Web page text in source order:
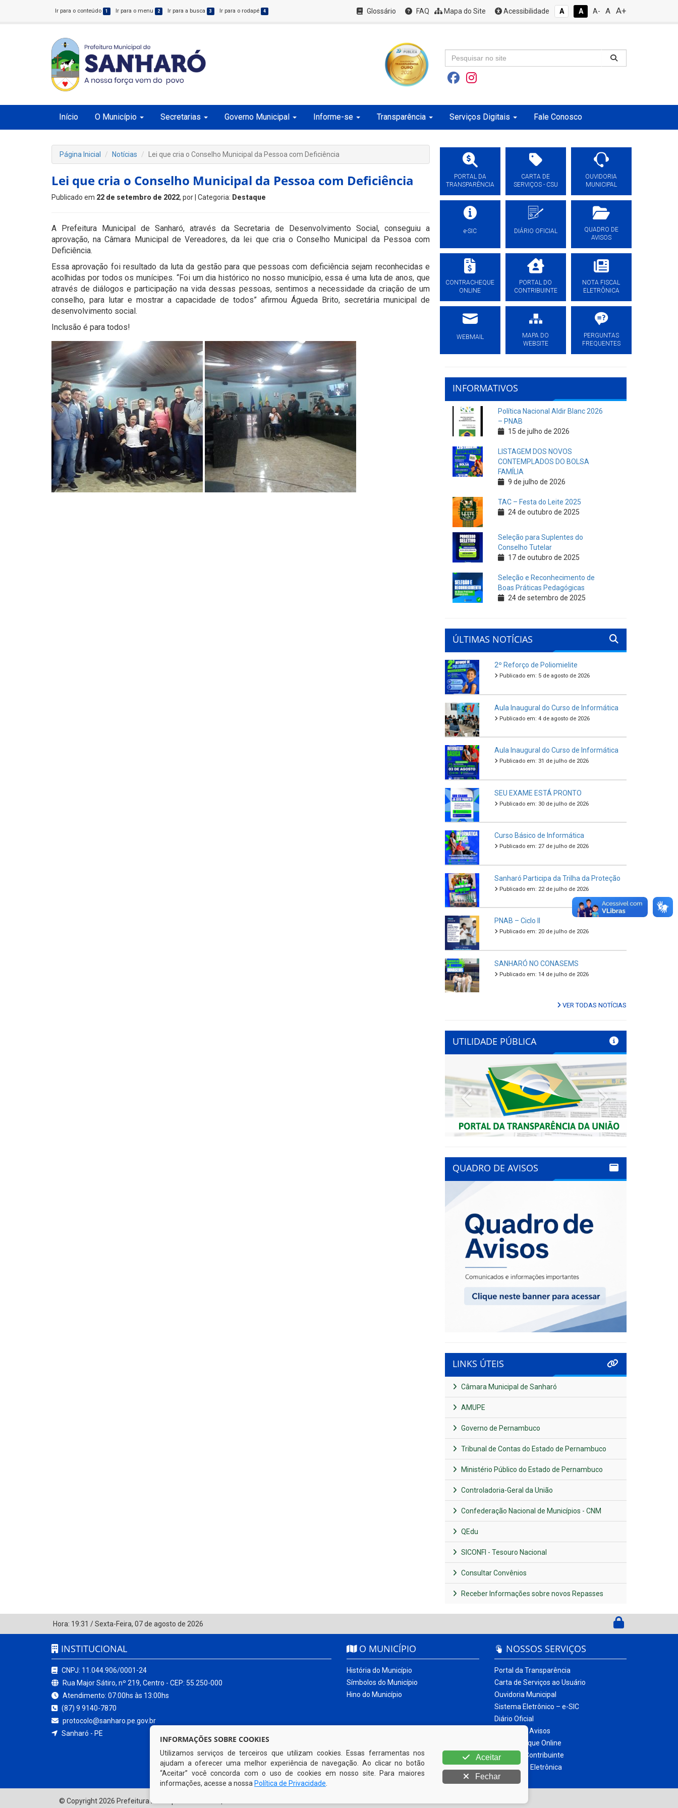
Ir para o conteúdo 1 Ir para o menu 2 Ir para a busca 3 Ir para o rodapé 4 Glossário FAQ Mapa do Site Acessibilidade A A A- A A+
Início O Município Secretarias Governo Municipal Informe-se Transparência Serviços Digitais Fale Conosco
Página Inicial Notícias Lei que cria o Conselho Municipal da Pessoa com Deficiência
Lei que cria o Conselho Municipal da Pessoa com Deficiência
Publicado em 22 de setembro de 2022, por | Categoria: Destaque
A Prefeitura Municipal de Sanharó, através da Secretaria de Desenvolvimento Social, conseguiu a
aprovação, na Câmara Municipal de Vereadores, da lei que cria o Conselho Municipal da Pessoa com
Deficiência.
Essa aprovação foi resultado da luta da gestão para que pessoas com deficiência sejam reconhecidas e
acolhidas por todos os munícipes. “Foi um dia histórico no nosso município, essa é uma luta de anos, que
através de diálogos e participação na vida dessas pessoas, sentimos a necessidade da criação de um
conselho, para lutar e mostrar a capacidade de todos” afirmou Águeda Brito, secretária municipal de
desenvolvimento social.
Inclusão é para todos!
PORTAL DA
TRANSPARÊNCIA
CARTA DE
SERVIÇOS - CSU
OUVIDORIA
MUNICIPAL
e-SIC DIÁRIO OFICIAL
QUADRO DE
AVISOS
CONTRACHEQUE
ONLINE
PORTAL DO
CONTRIBUINTE
NOTA FISCAL
ELETRÔNICA
WEBMAIL
MAPA DO
WEBSITE
PERGUNTAS
FREQUENTES
INFORMATIVOS
Política Nacional Aldir Blanc 2026
– PNAB
15 de julho de 2026
LISTAGEM DOS NOVOS
CONTEMPLADOS DO BOLSA
FAMÍLIA
9 de julho de 2026
TAC – Festa do Leite 2025
24 de outubro de 2025
Seleção para Suplentes do
Conselho Tutelar
17 de outubro de 2025
Seleção e Reconhecimento de
Boas Práticas Pedagógicas
24 de setembro de 2025
ÚLTIMAS NOTÍCIAS
2º Reforço de Poliomielite
Publicado em: 5 de agosto de 2026
Aula Inaugural do Curso de Informática
Publicado em: 4 de agosto de 2026
Aula Inaugural do Curso de Informática
Publicado em: 31 de julho de 2026
SEU EXAME ESTÁ PRONTO
Publicado em: 30 de julho de 2026
Curso Básico de Informática
Publicado em: 27 de julho de 2026
Sanharó Participa da Trilha da Proteção
Publicado em: 22 de julho de 2026
PNAB – Ciclo II
Publicado em: 20 de julho de 2026
SANHARÓ NO CONASEMS
Publicado em: 14 de julho de 2026
VER TODAS NOTÍCIAS
UTILIDADE PÚBLICA
Previous Next
QUADRO DE AVISOS
LINKS ÚTEIS
Câmara Municipal de Sanharó
AMUPE
Governo de Pernambuco
Tribunal de Contas do Estado de Pernambuco
Ministério Público do Estado de Pernambuco
Controladoria-Geral da União
Confederação Nacional de Municípios - CNM
QEdu
SICONFI - Tesouro Nacional
Consultar Convênios
Receber Informações sobre novos Repasses
Hora: 19:31 /Sexta-Feira, 07 de agosto de 2026
INSTITUCIONAL
CNPJ: 11.044.906/0001-24
Rua Major Sátiro, nº 219, Centro - CEP: 55.250-000
Atendimento: 07:00hs às 13:00hs
(87) 9 9140-7870
protocolo@sanharo.pe.gov.br
Sanharó - PE
O MUNICÍPIO
História do Município
Símbolos do Município
Hino do Município
NOSSOS SERVIÇOS
Portal da Transparência
Carta de Serviços ao Usuário
Ouvidoria Municipal
Sistema Eletrônico – e-SIC
Diário Oficial
Quadro de Avisos
Contracheque Online
Portal do Contribuinte
Nota Fiscal Eletrônica
© Copyright 2026 Prefeitura Municipal de Sanharó | Todos os direitos reservados
INFORMAÇÕES SOBRE COOKIES
Utilizamos serviços de terceiros que utilizam cookies. Essas ferramentas nos
ajudam a oferecer uma melhor experiência de navegação. Ao clicar no botão
“Aceitar” você concorda com o uso de cookies em nosso site. Para maiores
informações, acesse a nossa Política de Privacidade
Aceitar
Fechar